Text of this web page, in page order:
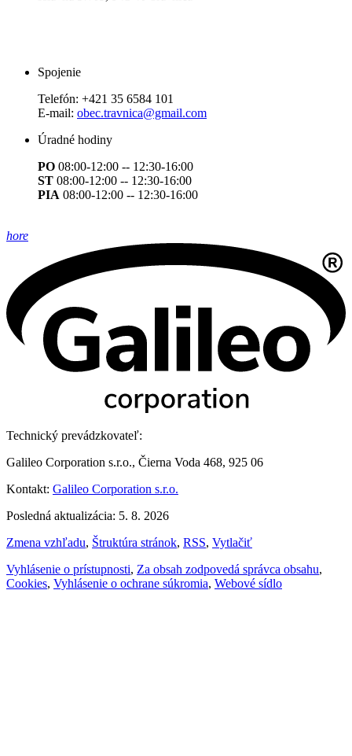
Spojenie
Telefón: +421 35 6584 101
E-mail: obec.travnica@gmail.com
Úradné hodiny
PO 08:00-12:00 -- 12:30-16:00
ST 08:00-12:00 -- 12:30-16:00
PIA 08:00-12:00 -- 12:30-16:00
hore
Technický prevádzkovateľ:
Galileo Corporation s.r.o., Čierna Voda 468, 925 06
Kontakt: Galileo Corporation s.r.o.
Posledná aktualizácia: 5. 8. 2026
Zmena vzhľadu, Štruktúra stránok, RSS, Vytlačiť
Vyhlásenie o prístupnosti, Za obsah zodpovedá správca obsahu,
Cookies, Vyhlásenie o ochrane súkromia, Webové sídlo